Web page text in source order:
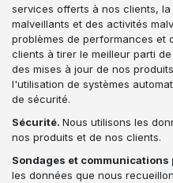
services offerts à nos clients,
malveillants et des activités
problèmes de performances et
clients à tirer le meilleur parti
des mises à jour de nos
l'utilisation de systèmes
de sécurité.
Sécurité. Nous utilisons les
nos produits et de nos clients.
Sondages et
les données que nous